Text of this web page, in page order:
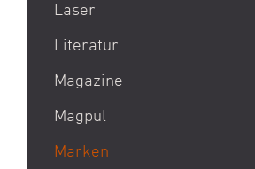
Eotech EXPS3 / Eotech
EXPS2
Glock 48 / Glock 43X
Heckler & Koch MP5 /
Heckler & Koch SP5
Laser
Literatur
Magazine
Magpul
Marken